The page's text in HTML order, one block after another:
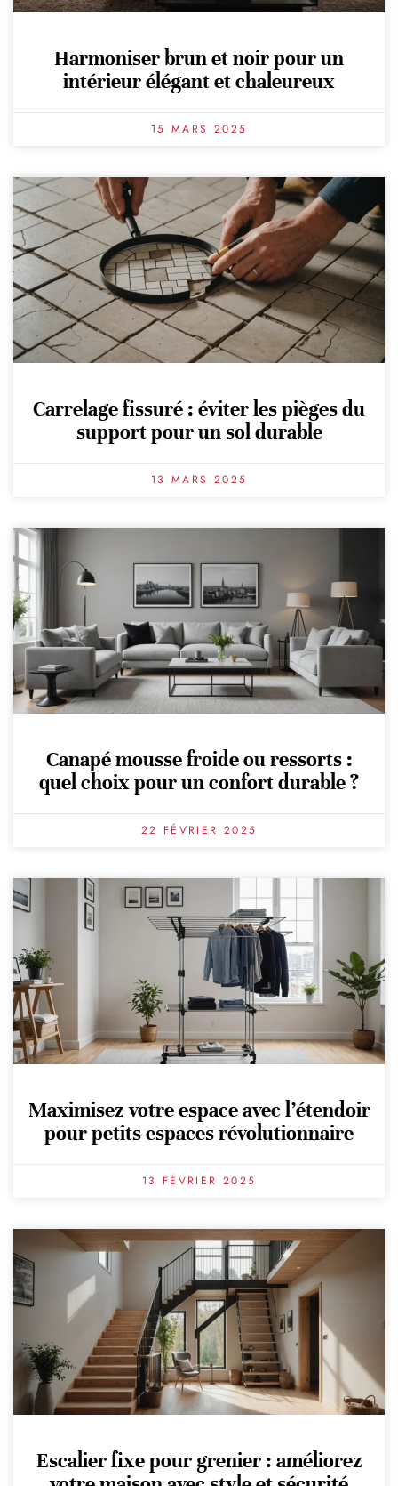
Harmoniser brun et noir pour un
intérieur élégant et chaleureux
15 MARS 2025
Carrelage fissuré : éviter les pièges du
support pour un sol durable
13 MARS 2025
Canapé mousse froide ou ressorts :
quel choix pour un confort durable ?
22 FÉVRIER 2025
Maximisez votre espace avec l’étendoir
pour petits espaces révolutionnaire
13 FÉVRIER 2025
Escalier fixe pour grenier : améliorez